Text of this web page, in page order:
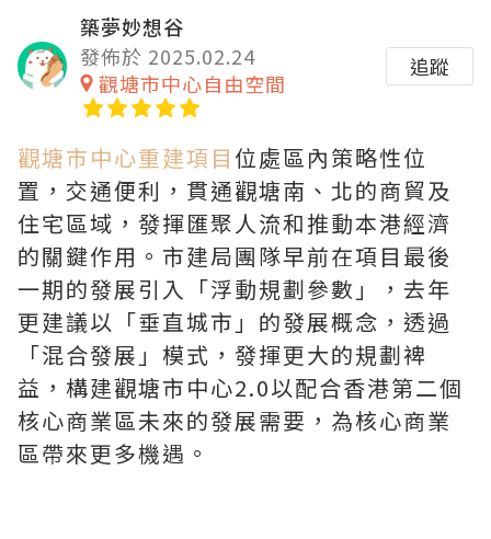
築夢妙想谷
發佈於 2025.02.24
觀塘市中心自由空間
追蹤
觀塘市中心重建項目 位處區內策略性位
置，交通便利，貫通觀塘南、北的商貿及
住宅區域，發揮匯聚人流和推動本港經濟
的關鍵作用。市建局團隊早前在項目最後
一期的發展引入「浮動規劃參數」，去年
更建議以「垂直城市」的發展概念，透過
「混合發展」模式，發揮更大的規劃裨
益，構建觀塘市中心2.0以配合香港第二個
核心商業區未來的發展需要，為核心商業
區帶來更多機遇。